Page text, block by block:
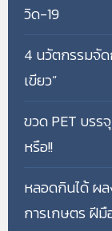
วิด-19
4 นวัตกรรมจั
เขียว”
ขวด PET บรร
หรือ!!
หลอดกินได้ ผ
การเกษตร ฝีมื